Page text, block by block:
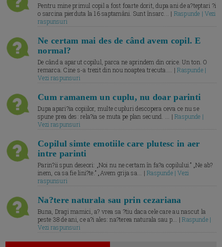
Pentru mine primul copil a fost foarte dorit, dupa ani de a?teptari ?i
o sarcina pierduta la 16 saptamâni. Sunt însarc... | Raspunde | Vezi
raspunsuri
Ne certam mai des de când avem copil. E
normal?
De când a aparut copilul, parca ne aprindem din orice. Un ton. O
remarca. Cine s-a trezit din nou noaptea trecuta.... |Raspunde |
Vezi raspunsuri
Cum ramanem un cuplu, nu doar parinti
Dupa apari?ia copiilor, multe cupluri descopera ceva ce nu se
spune prea des: rela?ia se muta pe plan secund. ... |Raspunde |
Vezi raspunsuri
Copilul simte emotiile care plutesc in aer
intre parinti
Parin?ii spun deseori: „Noi nu ne certam în fa?a copilului.” „Ne ab?
inem, ca sa fie lini?te.” „Avem grija sa... |Raspunde | Vezi
raspunsuri
Na?tere naturala sau prin cezariana
Buna, Dragi mamici, a? vrea sa ?tiu daca cele care au nascut la
peste 38 de ani, ce a?i ales: na?terea naturala sau p... |Raspunde |
Vezi raspunsuri